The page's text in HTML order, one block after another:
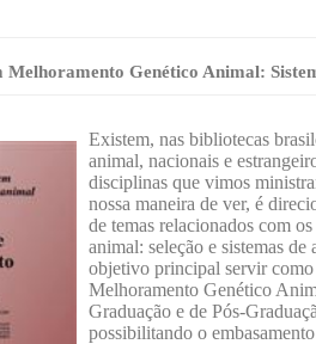
Melhoramento Genético Animal:
Existem, nas bibliotecas
animal, nacionais e
disciplinas que vimos
nossa maneira de ver, é
de temas relacionados com
animal: seleção e sistemas
objetivo principal servir
Melhoramento Genético
Graduação e de Pós-
possibilitando o